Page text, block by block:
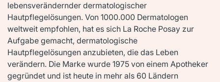
lebensverändernder dermatologischer
Hautpflegelösungen. Von 1000.000 Dermatologen
weltweit empfohlen, hat es sich La Roche Posay zur
Aufgabe gemacht, dermatologische
Hautpflegelösungen anzubieten, die das Leben
verändern. Die Marke wurde 1975 von einem Apotheker
gegründet und ist heute in mehr als 60 Ländern